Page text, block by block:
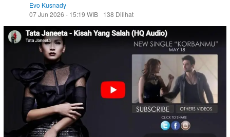
Evo Kusnady
07 Jun 2026 - 15:19 WIB
138 Dilihat